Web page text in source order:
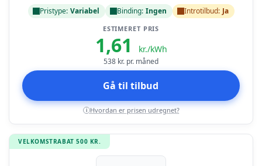
Pristype: Variabel Binding: Ingen Introtilbud: Ja
ESTIMERET PRIS
1,61 kr./kWh
538 kr. pr. måned
Gå til tilbud
i Hvordan er prisen udregnet?
VELKOMSTRABAT 500 KR.